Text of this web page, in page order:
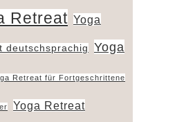
Retreat Yoga
deutschsprachig
Yoga
Retreat für Fortgeschrittene
Yoga Retreat